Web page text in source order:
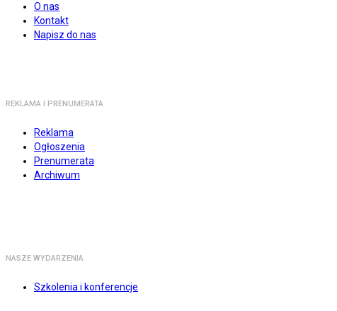
O nas
Kontakt
Napisz do nas
REKLAMA I PRENUMERATA
Reklama
Ogłoszenia
Prenumerata
Archiwum
NASZE WYDARZENIA
Szkolenia i konferencje